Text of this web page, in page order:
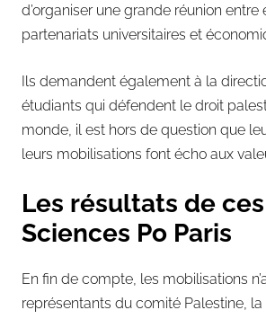
d’organiser une grande réunion
partenariats universitaires et
Ils demandent également à la
étudiants qui défendent le droit
monde, il est hors de question que
leurs mobilisations font écho aux
Les résultats de
Sciences Po Paris
En fin de compte, les mobilisations
représentants du comité Palestine,